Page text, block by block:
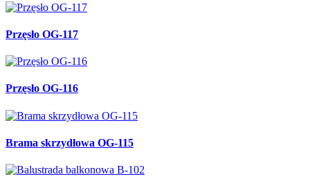
Przęsło OG-117
Przęsło OG-116
Brama skrzydłowa OG-115